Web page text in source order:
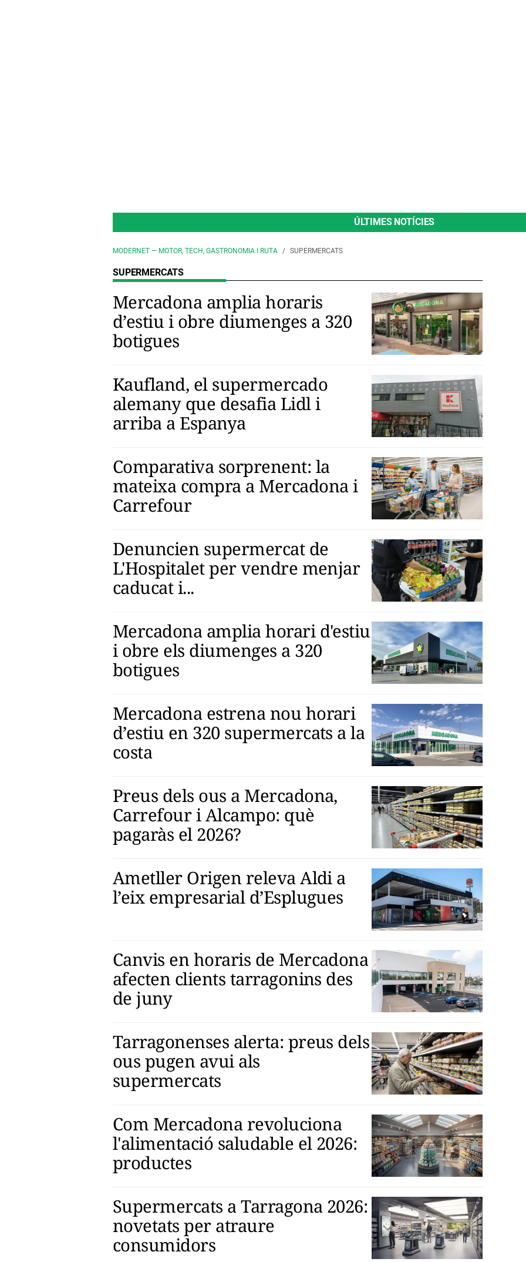
ÚLTIMES NOTÍCIES
MODERNET — MOTOR, TECH, GASTRONOMIA I RUTA SUPERMERCATS
SUPERMERCATS
Mercadona amplia horaris
d’estiu i obre diumenges a 320
botigues
Kaufland, el supermercado
alemany que desafia Lidl i
arriba a Espanya
Comparativa sorprenent: la
mateixa compra a Mercadona i
Carrefour
Denuncien supermercat de
L'Hospitalet per vendre menjar
caducat i...
Mercadona amplia horari d'estiu
i obre els diumenges a 320
botigues
Mercadona estrena nou horari
d’estiu en 320 supermercats a la
costa
Preus dels ous a Mercadona,
Carrefour i Alcampo: què
pagaràs el 2026?
Ametller Origen releva Aldi a
l’eix empresarial d’Esplugues
Canvis en horaris de Mercadona
afecten clients tarragonins des
de juny
Tarragonenses alerta: preus dels
ous pugen avui als
supermercats
Com Mercadona revoluciona
l'alimentació saludable el 2026:
productes
Supermercats a Tarragona 2026:
novetats per atraure
consumidors